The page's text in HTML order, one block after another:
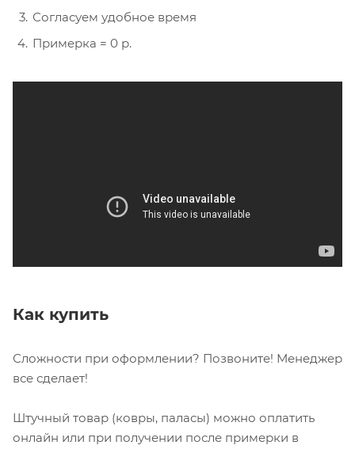
Согласуем удобное время
Примерка = 0 р.
Как купить
Сложности при оформлении? Позвоните! Менеджер
все сделает!
Штучный товар (ковры, паласы) можно оплатить
онлайн или при получении после примерки в